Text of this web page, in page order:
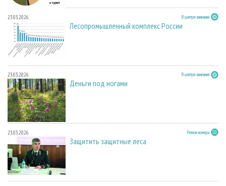
23.03.2026 В центре внимания
Лесопромышленный комплекс России
23.03.2026 В центре внимания
Деньги под ногами
23.03.2026 Регион номера
Защитить защитные леса